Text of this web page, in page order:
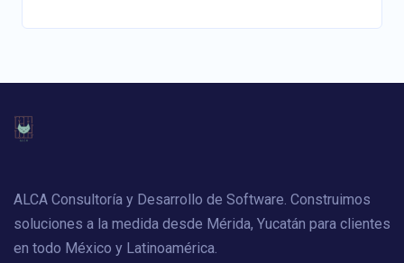
ALCA Consultoría y Desarrollo de Software. Construimos
soluciones a la medida desde Mérida, Yucatán para clientes
en todo México y Latinoamérica.